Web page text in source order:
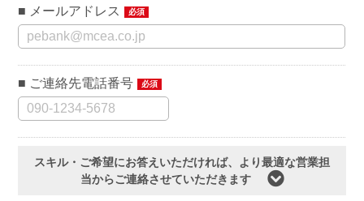
メールアドレス 必須
ご連絡先電話番号 必須
スキル・ご希望にお答えいただければ、より最適な営業担
当からご連絡させていただきます